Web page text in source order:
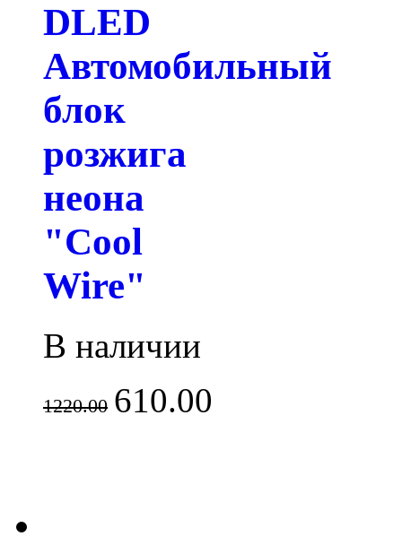
DLED
Автомобильный
блок
розжига
неона
"Cool
Wire"
В наличии
1220.00 610.00